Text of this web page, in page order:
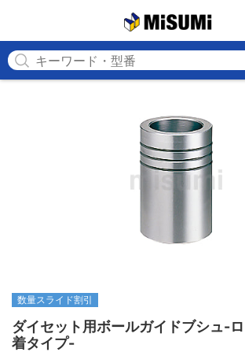
数量スライド割引
ダイセット用ボールガイドブシュ-
着タイプ-